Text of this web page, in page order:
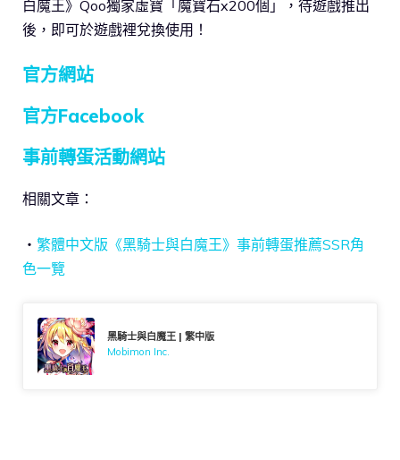
白魔王》Qoo獨家虛寶「魔寶石x200個」，待遊戲推出
後，即可於遊戲裡兌換使用！
官方網站
官方Facebook
事前轉蛋活動網站
相關文章：
・ 繁體中文版《黑騎士與白魔王》事前轉蛋推薦SSR角
色一覽
黑騎士與白魔王 | 繁中版
Mobimon Inc.